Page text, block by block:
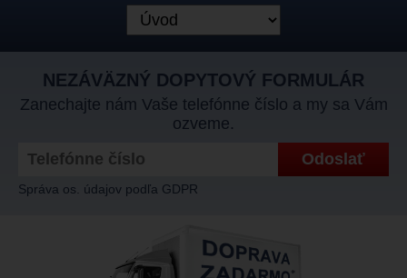
NEZÁVÄZNÝ DOPYTOVÝ FORMULÁR
Zanechajte nám Vaše telefónne číslo a my sa Vám
ozveme.
Správa os. údajov podľa GDPR